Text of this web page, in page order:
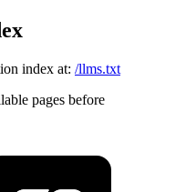
index at: /llms.txt
pages before